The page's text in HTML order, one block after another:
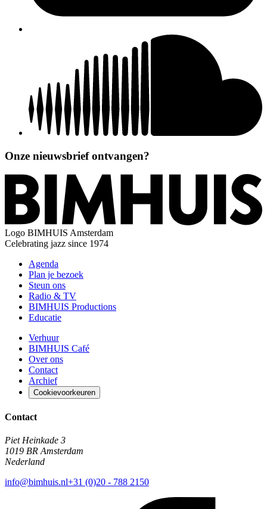
Onze nieuwsbrief ontvangen?
Logo BIMHUIS Amsterdam
Celebrating jazz since 1974
Agenda
Plan je bezoek
Steun ons
Radio & TV
BIMHUIS Productions
Educatie
Verhuur
BIMHUIS Café
Over ons
Contact
Archief
Cookievoorkeuren
Contact
Piet Heinkade 3
1019 BR Amsterdam
Nederland
info@bimhuis.nl+31 (0)20 - 788 2150